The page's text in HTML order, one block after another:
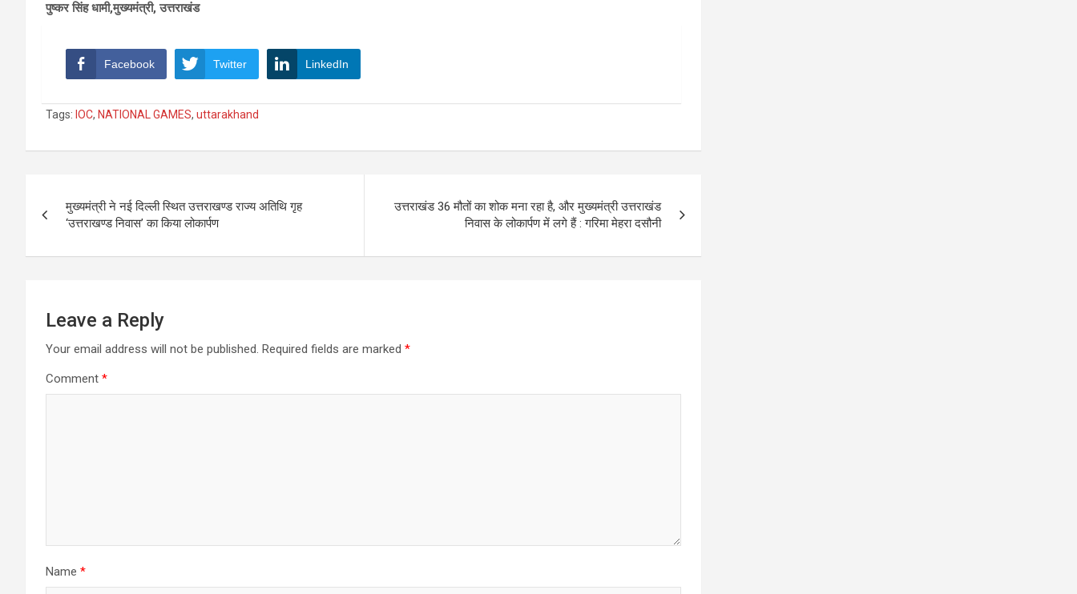
पुष्कर सिंह धामी,मुख्यमंत्री, उत्तराखंड
Facebook Twitter LinkedIn
Tags: IOC, NATIONAL GAMES, uttarakhand
navigation
मुख्यमंत्री ने नई दिल्ली स्थित उत्तराखण्ड राज्य अतिथि गृह
‘उत्तराखण्ड निवास’ का किया लोकार्पण
उत्तराखंड 36 मौतों का शोक मना रहा है, और मुख्यमंत्री उत्तराखंड
निवास के लोकार्पण में लगे हैं : गरिमा मेहरा दसौनी
Leave a Reply
Your email address will not be published. Required fields are marked *
Comment *
Name *